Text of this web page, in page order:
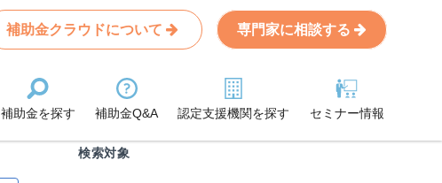
補助金クラウドについて 専門家に相談する
補助金を探す 補助金Q&A 認定支援機関を探す セミナー情報
Search
条件から記事を探す
検索対象